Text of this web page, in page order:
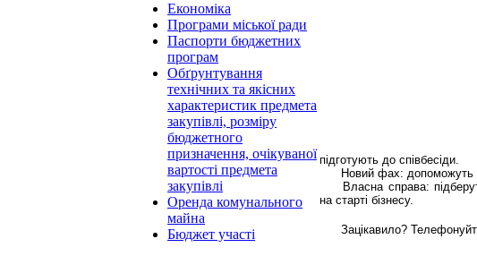
Економіка
Програми міської ради
Паспорти бюджетних
програм
Обґрунтування
технічних та якісних
характеристик предмета
закупівлі, розміру
бюджетного
призначення, очікуваної
вартості предмета
закупівлі
Оренда комунального
майна
Бюджет участі
підготують до співбесіди.
Новий фах: допоможуть
Власна справа:
на старті бізнесу.
Зацікавило?